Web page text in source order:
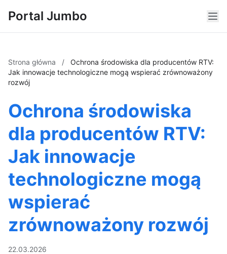
Portal Jumbo
Strona główna /
Ochrona środowiska dla producentów RTV:
Jak innowacje technologiczne mogą wspierać zrównoważony
rozwój
Ochrona środowiska
dla producentów RTV:
Jak innowacje
technologiczne mogą
wspierać
zrównoważony rozwój
22.03.2026